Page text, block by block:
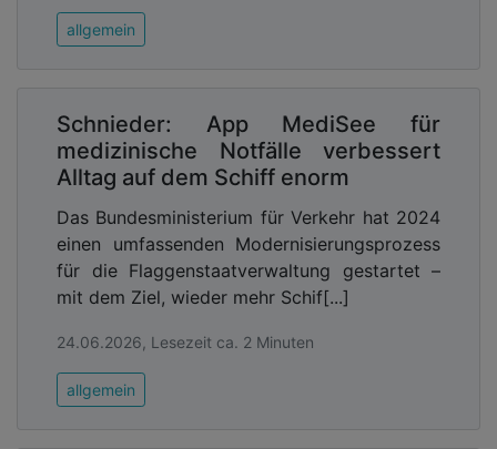
allgemein
Schnieder: App MediSee für
medizinische Notfälle verbessert
Alltag auf dem Schiff enorm
Das Bundesministerium für Verkehr hat 2024
einen umfassenden Modernisierungsprozess
für die Flaggenstaatverwaltung gestartet –
mit dem Ziel, wieder mehr Schif[...]
24.06.2026, Lesezeit ca. 2 Minuten
allgemein